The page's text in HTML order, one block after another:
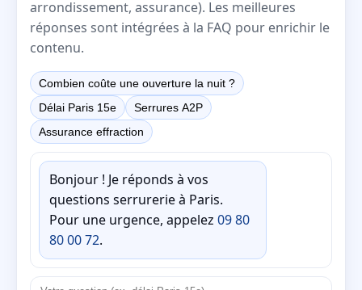
arrondissement, assurance). Les meilleures
réponses sont intégrées à la FAQ pour enrichir le
contenu.
Combien coûte une ouverture la nuit ?
Délai Paris 15e
Serrures A2P
Assurance effraction
Bonjour ! Je réponds à vos
questions serrurerie à Paris.
Pour une urgence, appelez 09 80
80 00 72.